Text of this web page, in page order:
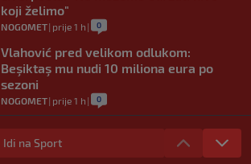
koji želimo"
NOGOMET| prije 1 h | 0
Vlahović pred velikom odlukom:
Beşiktaş mu nudi 10 miliona eura po
sezoni
NOGOMET| prije 1 h | 0
Kako je Gianni Infantino uspio uništiti
Mundijal: Od fudbala do Trumpa,
Idi na Sport